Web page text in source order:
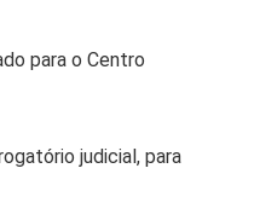
para o Centro
judicial, para